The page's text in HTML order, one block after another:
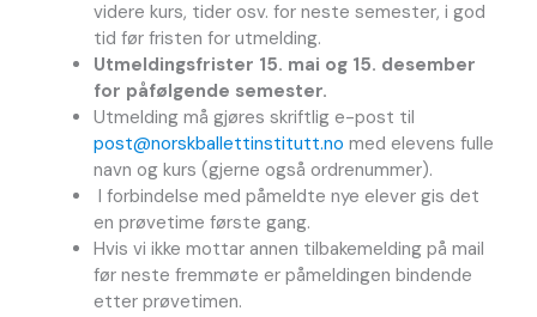
videre kurs, tider osv. for neste semester, i god
tid før fristen for utmelding.
Utmeldingsfrister 15. mai og 15. desember
for påfølgende semester.
Utmelding må gjøres skriftlig e-post til
post@norskballettinstitutt.no med elevens fulle
navn og kurs (gjerne også ordrenummer).
I forbindelse med påmeldte nye elever gis det
en prøvetime første gang.
Hvis vi ikke mottar annen tilbakemelding på mail
før neste fremmøte er påmeldingen bindende
etter prøvetimen.